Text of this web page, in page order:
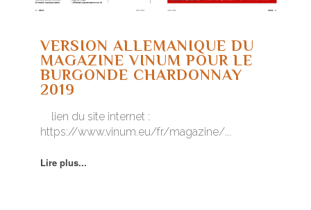
VERSION ALLEMANIQUE DU
MAGAZINE VINUM POUR LE
BURGONDE CHARDONNAY
2019
lien du site internet :
https://www.vinum.eu/fr/magazine/...
Lire plus...